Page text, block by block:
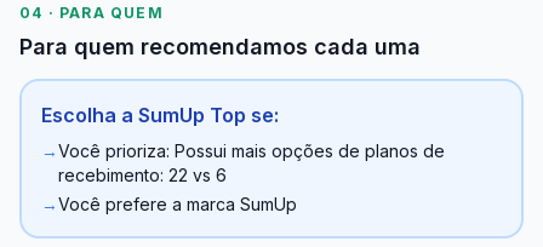
04 · PARA QUEM
Para quem recomendamos cada uma
Escolha a SumUp Top se:
→Você prioriza: Possui mais opções de planos de
recebimento: 22 vs 6
→Você prefere a marca SumUp